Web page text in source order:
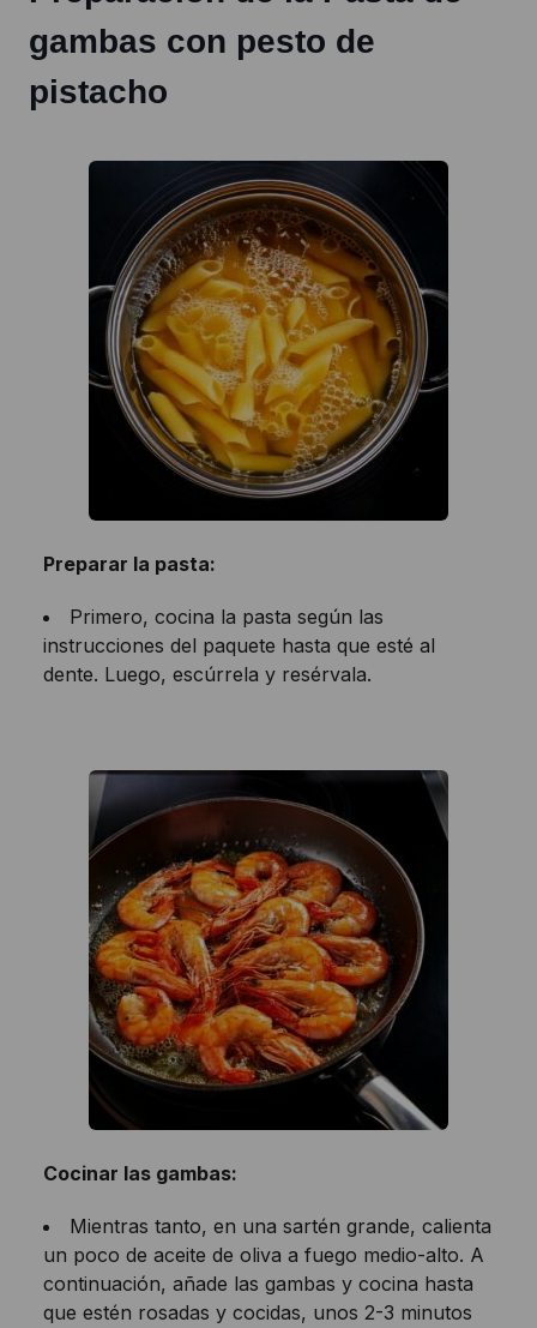
gambas con pesto de
pistacho
Preparar la pasta:
Primero, cocina la pasta según las
instrucciones del paquete hasta que esté al
dente. Luego, escúrrela y resérvala.
Cocinar las gambas:
Mientras tanto, en una sartén grande, calienta
un poco de aceite de oliva a fuego medio-alto. A
continuación, añade las gambas y cocina hasta
que estén rosadas y cocidas, unos 2-3 minutos